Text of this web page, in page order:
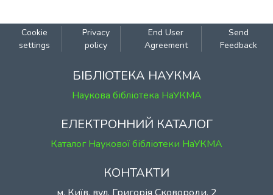
Cookie
settings
Privacy
policy
End User
Agreement
Send
Feedback
БІБЛІОТЕКА НАУКМА
Наукова бібліотека НаУКМА
ЕЛЕКТРОННИЙ КАТАЛОГ
Каталог Наукової бібліотеки НаУКМА
КОНТАКТИ